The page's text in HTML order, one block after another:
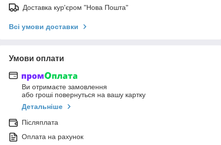
Доставка кур'єром "Нова Пошта"
Всі умови доставки
Умови оплати
Ви отримаєте замовлення
або гроші повернуться на вашу картку
Детальніше
Післяплата
Оплата на рахунок